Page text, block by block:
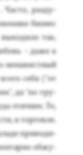
Час­то, раз­ду­
биз­нес
так,
- да­же к
не­навис­тный
се­бя ("от
да "по тру­
этич­нее. То,
в тор­говле.
при­води­
об­жу­